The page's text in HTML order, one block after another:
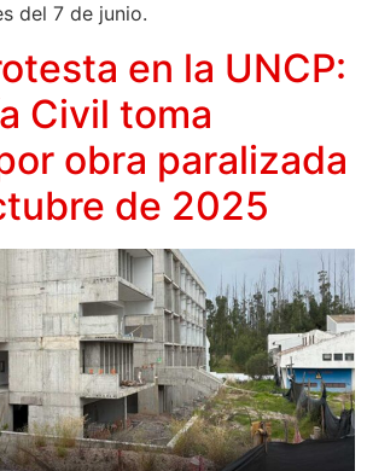
del 7 de junio.
en la UNCP:
Civil toma
obra paralizada
de 2025